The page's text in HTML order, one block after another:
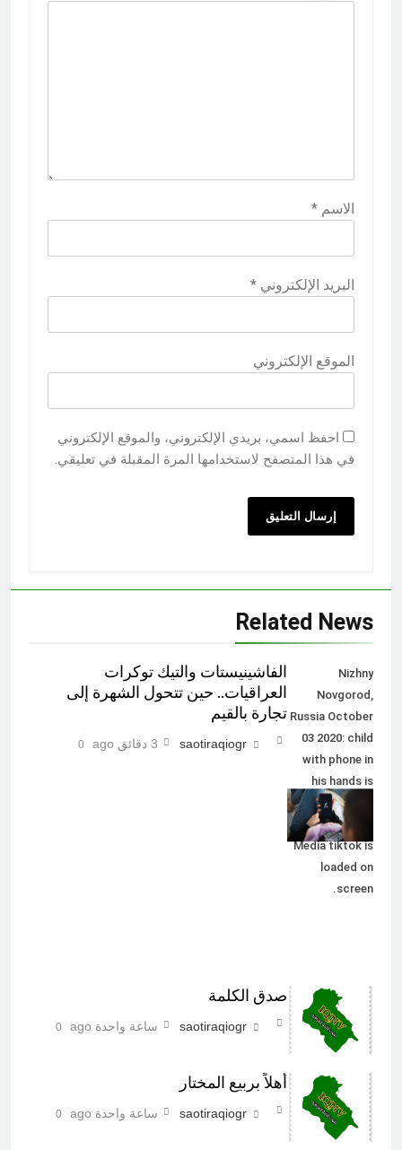
الاسم *
البريد الإلكتروني *
الموقع الإلكتروني
احفظ اسمي، بريدي الإلكتروني، والموقع الإلكتروني
في هذا المتصفح لاستخدامها المرة المقبلة في تعليقي.
Related News
Nizhny
Novgorod,
Russia October
03 2020: child
with phone in
his hands is
lying at home
on bed. Social
Media tiktok is
loaded on
screen.
الفاشينيستات والتيك توكرات
العراقيات.. حين تتحول الشهرة إلى
تجارة بالقيم
saotiraqiogr 3 دقائق ago 0
صدق الكلمة
saotiraqiogr ساعة واحدة ago 0
أهلاً بربيع المختار
saotiraqiogr ساعة واحدة ago 0